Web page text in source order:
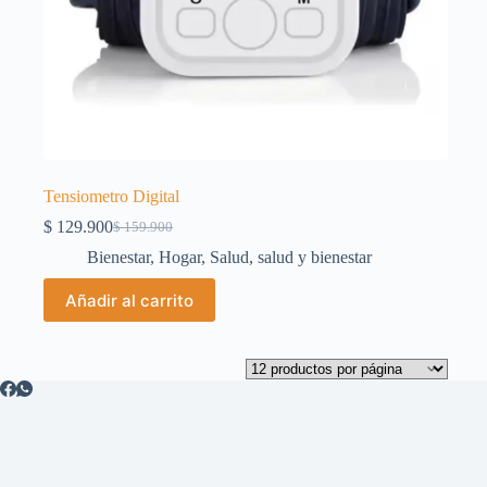
Tensiometro Digital
$159.900
El
precio
original
era:
$ 159.900.
$ 129.900El
precio
actual
es:
$ 129.900.
Bienestar, Hogar, Salud, salud y bienestar
Añadir al carrito